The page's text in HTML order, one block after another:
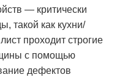
— критически
такой как кухни/
проходит строгие
с помощью
дефектов